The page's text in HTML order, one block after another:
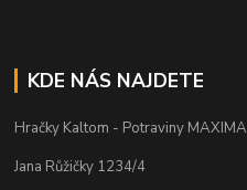
KDE NÁS NAJDETE
Hračky Kaltom - Potraviny MAXIMA
Jana Růžičky 1234/4